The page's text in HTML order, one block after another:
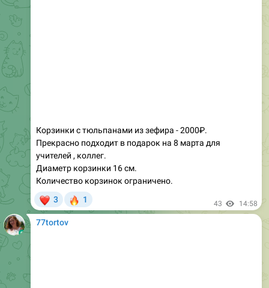
учителей , коллег.
Диаметр корзинки 16 см.
Количество корзинок ограничено.
3 1
77tortov